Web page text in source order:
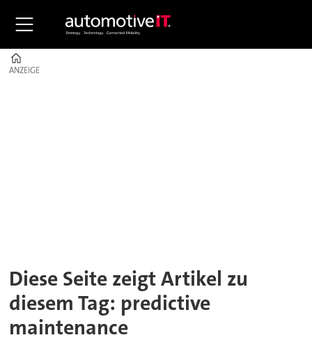
ANZEIGE
ANZEIGE
Diese Seite zeigt Artikel zu
diesem Tag: predictive
maintenance